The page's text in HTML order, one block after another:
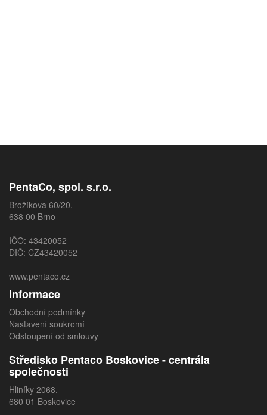
PentaCo, spol. s.r.o.
Brožíkova 60/20,
638 00 Brno
IČO: 43420052
DIČ: CZ43420052
www.pentaco.cz
Informace
Obchodní podmínky
Nastavení soukromí
Odstoupení od smlouvy
Středisko Pentaco Boskovice - centrála
společnosti
Hliníky 2068,
680 01 Boskovice